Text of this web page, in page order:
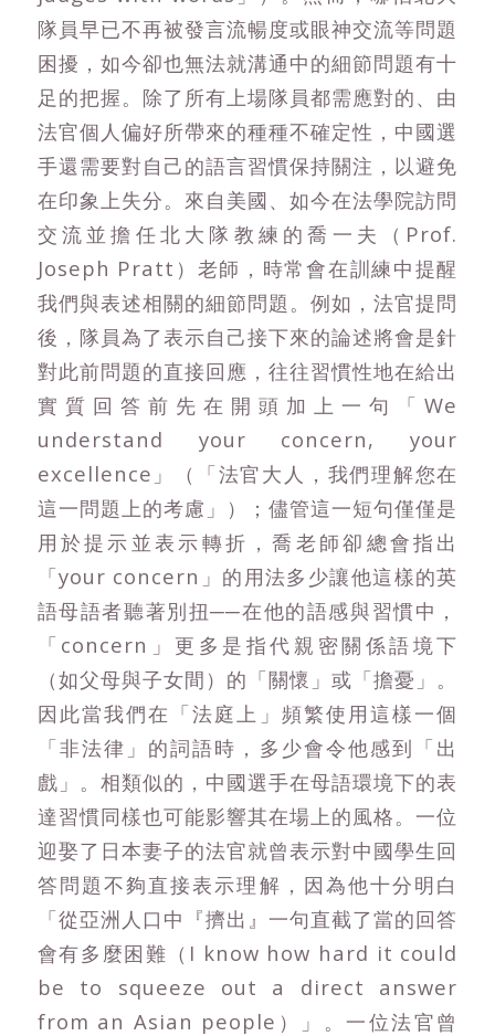
隊員早已不再被發言流暢度或眼神交流等問題
困擾，如今卻也無法就溝通中的細節問題有十
足的把握。除了所有上場隊員都需應對的、由
法官個人偏好所帶來的種種不確定性，中國選
手還需要對自己的語言習慣保持關注，以避免
在印象上失分。來自美國、如今在法學院訪問
交流並擔任北大隊教練的喬一夫（Prof.
Joseph Pratt）老師，時常會在訓練中提醒
我們與表述相關的細節問題。例如，法官提問
後，隊員為了表示自己接下來的論述將會是針
對此前問題的直接回應，往往習慣性地在給出
實質回答前先在開頭加上一句「We
understand your concern, your
excellence」（「法官大人，我們理解您在
這一問題上的考慮」）；儘管這一短句僅僅是
用於提示並表示轉折，喬老師卻總會指出
「your concern」的用法多少讓他這樣的英
語母語者聽著別扭──在他的語感與習慣中，
「concern」更多是指代親密關係語境下
（如父母與子女間）的「關懷」或「擔憂」。
因此當我們在「法庭上」頻繁使用這樣一個
「非法律」的詞語時，多少會令他感到「出
戲」。相類似的，中國選手在母語環境下的表
達習慣同樣也可能影響其在場上的風格。一位
迎娶了日本妻子的法官就曾表示對中國學生回
答問題不夠直接表示理解，因為他十分明白
「從亞洲人口中『擠出』一句直截了當的回答
會有多麼困難（I know how hard it could
be to squeeze out a direct answer
from an Asian people）」。一位法官曾